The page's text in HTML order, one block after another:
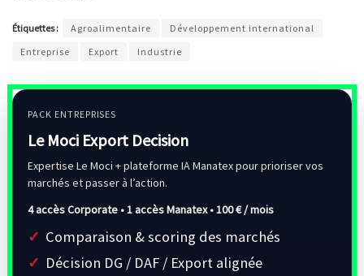
Étiquettes : Agroalimentaire
Développement international
Entreprise
Export Industrie
PACK ENTREPRISES
Le Moci Export Decision
Expertise Le Moci + plateforme IA Manatex pour prioriser vos
marchés et passer à l’action.
4 accès Corporate • 1 accès Manatex •100 € / mois
Comparaison & scoring des marchés
Décision DG / DAF / Export alignée